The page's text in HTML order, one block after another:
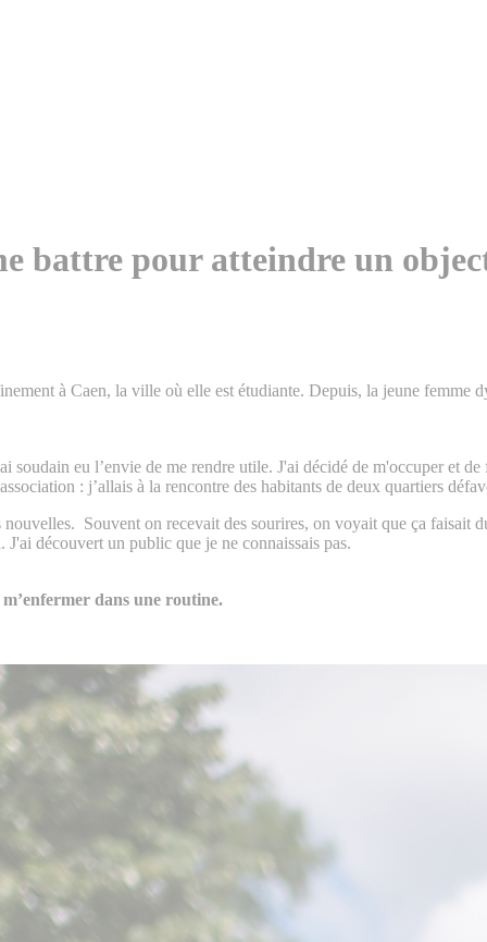
battre pour atteindre un
à Caen, la ville où elle est étudiante. Depuis, la jeune femme
soudain eu l’envie de me rendre utile. J'ai décidé de m'occuper et
: j’allais à la rencontre des habitants de deux quartiers
Souvent on recevait des sourires, on voyait que ça faisait
J'ai découvert un public que je ne connaissais pas.
dans une routine.